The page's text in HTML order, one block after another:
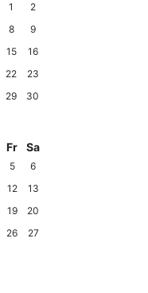
1
2
8
9
15
16
22
23
29
30
Fr Sa
5
6
12
13
19
20
26
27